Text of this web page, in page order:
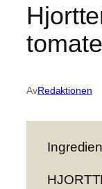
AvRedaktionen